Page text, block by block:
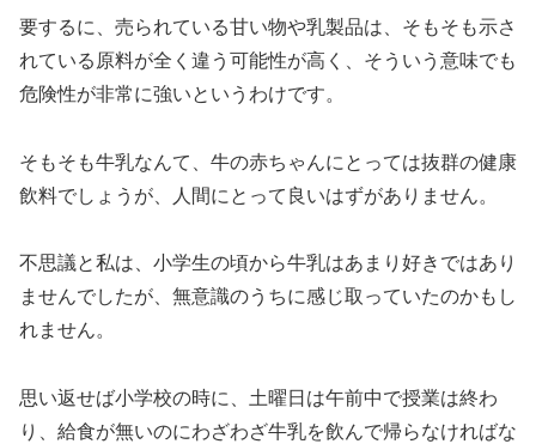
要するに、売られている甘い物や乳製品は、そもそも示さ
れている原料が全く違う可能性が高く、そういう意味でも
危険性が非常に強いというわけです。
そもそも牛乳なんて、牛の赤ちゃんにとっては抜群の健康
飲料でしょうが、人間にとって良いはずがありません。
不思議と私は、小学生の頃から牛乳はあまり好きではあり
ませんでしたが、無意識のうちに感じ取っていたのかもし
れません。
思い返せば小学校の時に、土曜日は午前中で授業は終わ
り、給食が無いのにわざわざ牛乳を飲んで帰らなければな